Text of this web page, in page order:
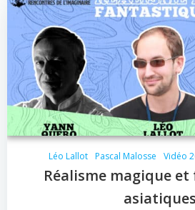
Léo Lallot Pascal Malosse Vidéo
Réalisme magique
asiatiques